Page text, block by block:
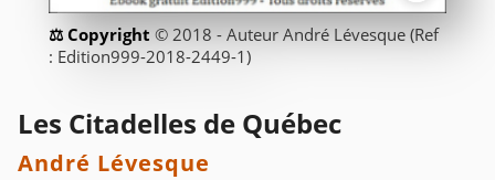
© 2018 - Auteur André Lévesque (Ref
: Edition999-2018-2449-1)
Les Citadelles de Québec
André Lévesque